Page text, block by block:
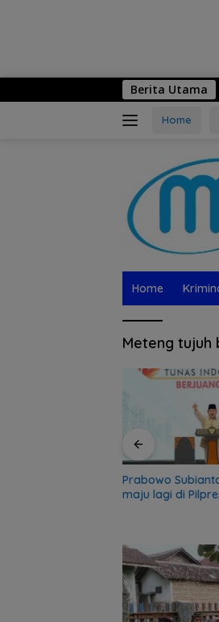
Berita Utama
Home
Home
Meteng tujuh
Prabowo
maju lagi di